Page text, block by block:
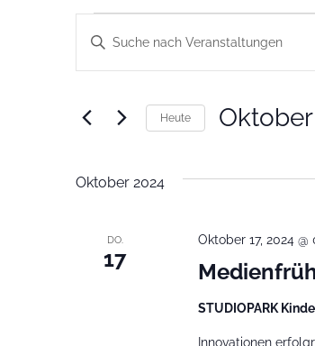
Veranstaltungen
Suche
Ansichten,
Bitte
Schlüsselwort
Suche
Veranstaltungen
Schlüsselwort.Heute Oktober
Oktober 2024
DO.
17
Oktober 17, 2024 @
STUDIOPARK
Innovationen